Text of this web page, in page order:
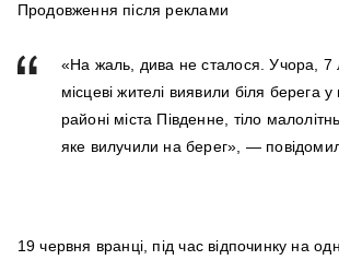
Продовження після реклами
«На жаль, дива не сталося. Учора, 7
місцеві жителі виявили біля берега у
районі міста Південне, тіло
яке вилучили на берег», —
19 червня вранці, під час відпочинку на